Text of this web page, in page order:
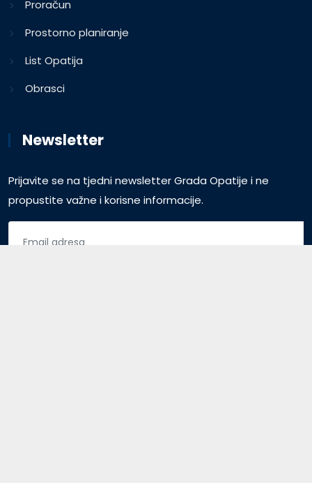
Proračun
Prostorno planiranje
List Opatija
Obrasci
Newsletter
Prijavite se na tjedni newsletter Grada Opatije i ne
propustite važne i korisne informacije.